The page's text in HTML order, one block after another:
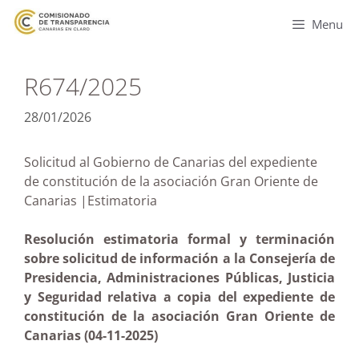
Menu
R674/2025
28/01/2026
Solicitud al Gobierno de Canarias del expediente
de constitución de la asociación Gran Oriente de
Canarias |Estimatoria
Resolución estimatoria formal y terminación
sobre solicitud de información a la Consejería de
Presidencia, Administraciones Públicas, Justicia
y Seguridad relativa a copia del expediente de
constitución de la asociación Gran Oriente de
Canarias (04-11-2025)